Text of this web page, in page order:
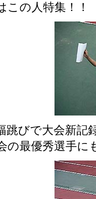
この人特集！！
びで大会新記
の最優秀選手に